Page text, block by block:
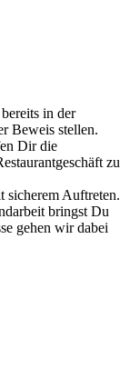
in der
Beweis stellen.
Dir die
zu
sicherem Auftreten.
bringst Du
gehen wir dabei